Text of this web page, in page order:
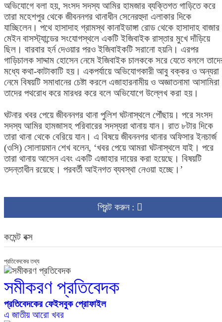
অভিযোগে বলা হয়, সংসদ সদস্য আমির হামজার ব্যক্তিগত গাড়িতে করে
তারা মহেশপুর থেকে জীবননগর থানাধীন সেনেরহুদা এলাকার দিকে
যাচ্ছিলেন। পথে হাসাদাহ গ্রামস্থ কানাইডাঙ্গা রোড থেকে হাসাদাহ বাজার
মেইন বাসস্ট্যান্ডের সংযোগস্থলে একটি ইজিবাইক রাস্তার মুখে দাঁড়িয়ে
ছিল। বারবার হর্ন দেওয়ার পরও ইজিবাইকটি সরানো হয়নি। এরপর
গাড়িচালক সাদ্দাম হোসেন নেমে ইজিবাইক চালককে সরে যেতে বললে
মধ্যে কথা-কাটাকাটি হয়। একপর্যায়ে অভিযোগকারী আবু বক্কর ও অন্যরা
নেমে বিষয়টি সমাধানের চেষ্টা করলে এজাহারনামীয় ও অজ্ঞাতনামা আসামিরা
তাদের পথরোধ করে মারধর করে বলে অভিযোগে উল্লেখ করা হয়।
ঘটনার খবর পেয়ে জীবননগর থানা পুলিশ ঘটনাস্থলে পৌঁছায়। পরে সংসদ
সদস্য আমির হামজাসহ পরিবারের সদস্যরা থানায় যান। রাত ৮টার দিকে
তারা থানা থেকে বেরিয়ে যান। এ বিষয়ে জীবননগর থানার অফিসার ইনচার্জ
(ওসি) সোলায়মান শেখ বলেন, ‘খবর পেয়ে আমরা ঘটনাস্থলে যাই। পরে
তারা থানায় আসেন এবং একটি এজাহার দায়ের করা হয়েছে। বিষয়টি
তদন্তাধীন রয়েছে। পরবর্তী আইনগত ব্যবস্থা নেওয়া হচ্ছে।’
প্রিন্ট করুন :
কমেন্ট বক্স
প্রতিবেদকের তথ্য
সমীকরণ প্রতিবেদক
প্রতিবেদকের ফেইসবুক প্রোফাইল
এ জাতীয় আরো খবর